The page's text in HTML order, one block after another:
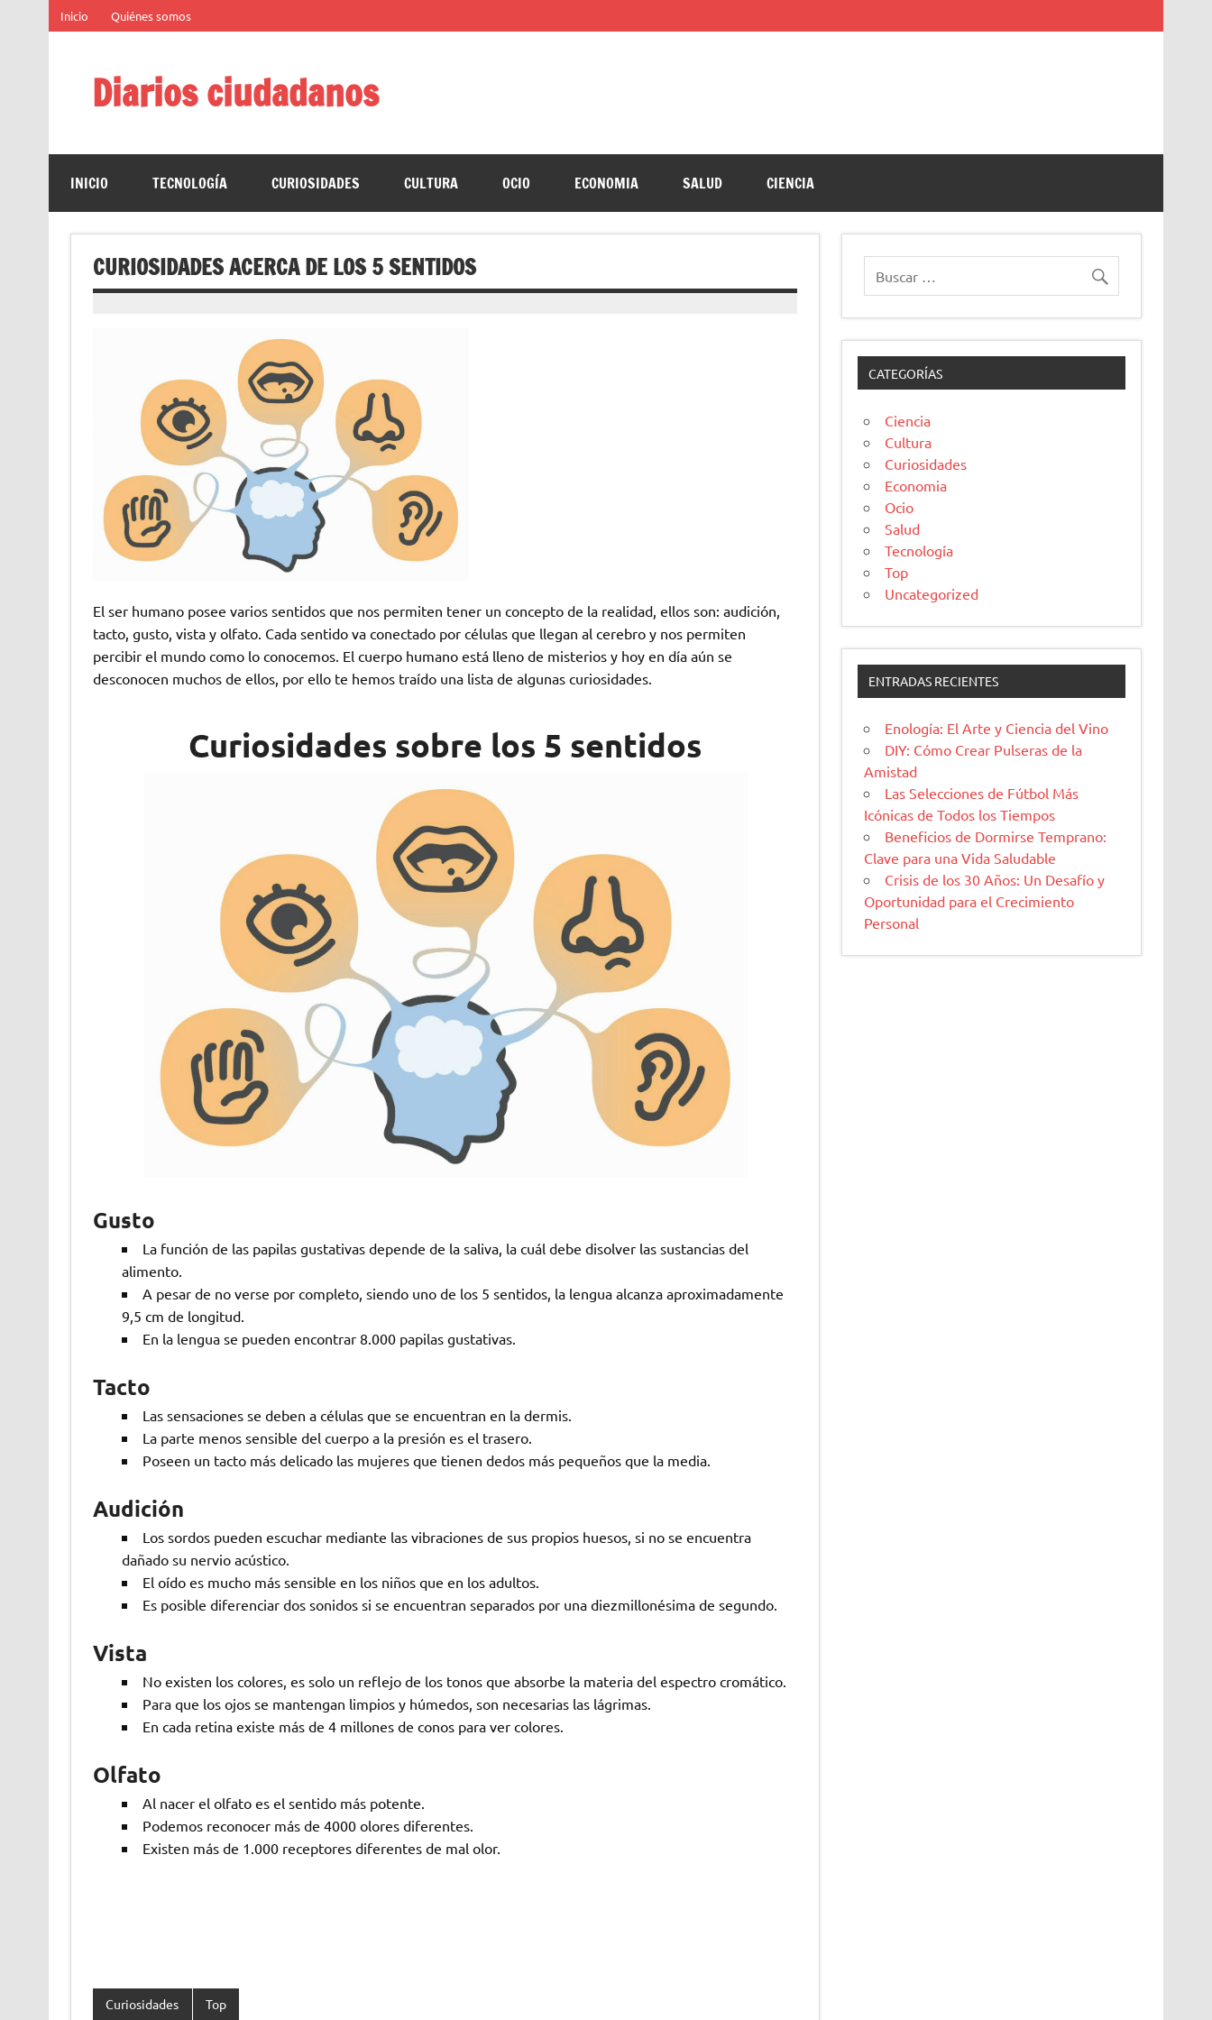
contenido
Inicio Quiénes somos
Diarios ciudadanos
INICIO TECNOLOGÍA CURIOSIDADES CULTURA OCIO ECONOMIA SALUD CIENCIA
CURIOSIDADES ACERCA DE LOS 5 SENTIDOS
El ser humano posee varios sentidos que nos permiten tener un concepto de la realidad, ellos son: audición,
tacto, gusto, vista y olfato. Cada sentido va conectado por células que llegan al cerebro y nos permiten
percibir el mundo como lo conocemos. El cuerpo humano está lleno de misterios y hoy en día aún se
desconocen muchos de ellos, por ello te hemos traído una lista de algunas curiosidades.
Curiosidades sobre los 5 sentidos
Gusto
La función de las papilas gustativas depende de la saliva, la cuál debe disolver las sustancias del
alimento.
A pesar de no verse por completo, siendo uno de los 5 sentidos, la lengua alcanza aproximadamente
9,5 cm de longitud.
En la lengua se pueden encontrar 8.000 papilas gustativas.
Tacto
Las sensaciones se deben a células que se encuentran en la dermis.
La parte menos sensible del cuerpo a la presión es el trasero.
Poseen un tacto más delicado las mujeres que tienen dedos más pequeños que la media.
Audición
Los sordos pueden escuchar mediante las vibraciones de sus propios huesos, si no se encuentra
dañado su nervio acústico.
El oído es mucho más sensible en los niños que en los adultos.
Es posible diferenciar dos sonidos si se encuentran separados por una diezmillonésima de segundo.
Vista
No existen los colores, es solo un reflejo de los tonos que absorbe la materia del espectro cromático.
Para que los ojos se mantengan limpios y húmedos, son necesarias las lágrimas.
En cada retina existe más de 4 millones de conos para ver colores.
Olfato
Al nacer el olfato es el sentido más potente.
Podemos reconocer más de 4000 olores diferentes.
Existen más de 1.000 receptores diferentes de mal olor.
Curiosidades Top
CATEGORÍAS
Ciencia
Cultura
Curiosidades
Economia
Ocio
Salud
Tecnología
Top
Uncategorized
ENTRADAS RECIENTES
Enología: El Arte y Ciencia del Vino
DIY: Cómo Crear Pulseras de la
Amistad
Las Selecciones de Fútbol Más
Icónicas de Todos los Tiempos
Beneficios de Dormirse Temprano:
Clave para una Vida Saludable
Crisis de los 30 Años: Un Desafío y
Oportunidad para el Crecimiento
Personal